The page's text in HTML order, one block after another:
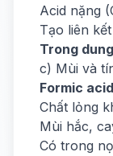
Acid nặng
Tạo liên
Trong
c) Mùi và
Formic
Chất lỏng
Mùi hắc,
Có trong